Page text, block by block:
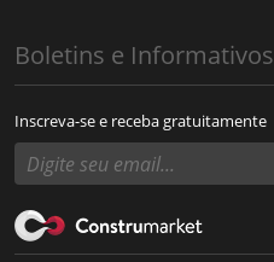
Boletins e Informativos
Inscreva-se e receba gratuitamente